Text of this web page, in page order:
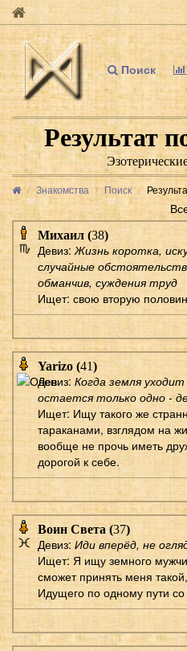
Поиск
Результат
Знакомства Поиск
Михаил (38)
Девиз: Жизнь коротка,
случайные
обманчив, суждения труд
Ищет: свою вторую
Yarizo (41)
Девиз: Когда земля уходит
остается только одно -
Ищет: Ищу такого же
тараканами, взглядом на
вообще не прочь иметь
дорогой к себе.
Воин Света (37)
Девиз: Иди вперёд, не
Ищет: Я ищу земного
сможет принять меня
Идущего по одному пути